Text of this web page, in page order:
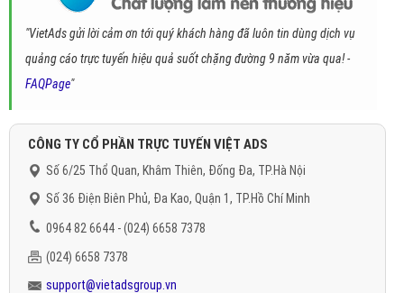
"VietAds gửi lời cảm ơn tới quý khách hàng đã luôn tin dùng dịch vụ
quảng cáo trực tuyến hiệu quả suốt chặng đường 9 năm vừa qua! -
FAQPage"
CÔNG TY CỔ PHẦN TRỰC TUYẾN VIỆT ADS
Số 6/25 Thổ Quan, Khâm Thiên, Đống Đa, TP.Hà Nội
Số 36 Điện Biên Phủ, Đa Kao, Quận 1, TP.Hồ Chí Minh
0964 82 6644 - (024) 6658 7378
(024) 6658 7378
support@vietadsgroup.vn